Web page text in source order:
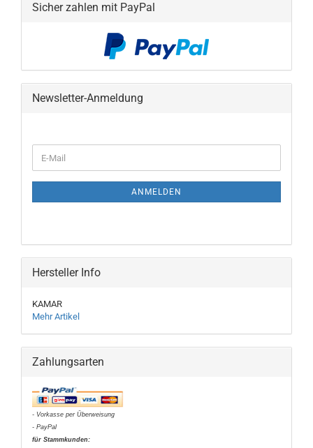
Sicher zahlen mit PayPal
Newsletter-Anmeldung
ZUR
E-
Mail
ANMELDEN
Hersteller Info
KAMAR
Mehr Artikel
Zahlungsarten
- Vorkasse per Überweisung
- PayPal
für Stammkunden: